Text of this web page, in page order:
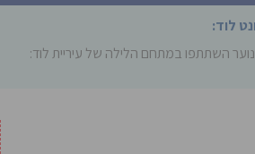
לוד:
השתתפו במתחם הלילה של עיריית לוד: